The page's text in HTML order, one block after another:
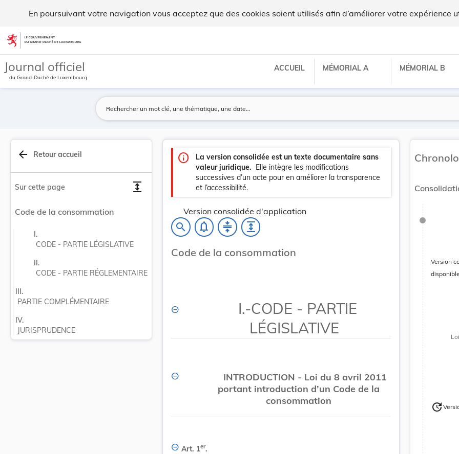
En poursuivant votre navigation vous acceptez que des cookies soient utilisés afin d’améliorer votre expérience
Aller au contenu
Journal officiel
du Grand-Duché de Luxembourg
ACCUEIL MÉMORIAL A MÉMORIAL B
arrow_back Retour accueil
Sur cette page expand
Code de la consommation
I.
CODE - PARTIE LÉGISLATIVE
II.
CODE - PARTIE RÉGLEMENTAIRE
III.
PARTIE COMPLÉMENTAIRE
IV.
JURISPRUDENCE
info
La version consolidée est un texte documentaire sans
valeur juridique. Elle intègre les modifications
successives d’un acte pour en améliorer la transparence
et l’accessibilité.
Version consolidée d'application
search notifications_none compress expand
Code de la consommation
I.-CODE - PARTIE
LÉGISLATIVE
INTRODUCTION - Loi du 8 avril 2011
portant introduction d’un Code de la
consommation
Art. 1er.
Version
disponible
update